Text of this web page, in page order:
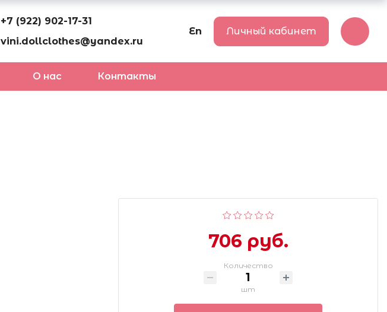
+7 (922) 902-17-31
vini.dollclothes@yandex.ru
En Личный кабинет
О нас Контакты
706 руб.
Количество
шт